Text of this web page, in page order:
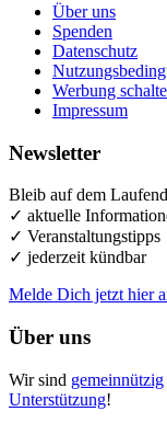
Über uns
Spenden
Datenschutz
Werbung
Impressum
Newsletter
Bleib auf dem
✓ aktuelle
✓ Veranstaltungstipps
✓ jederzeit kündbar
Melde Dich jetzt hier
Über uns
Wir sind gemeinnützig
Unterstützung!